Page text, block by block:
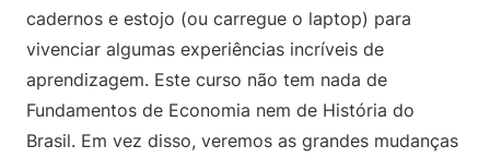
cadernos e estojo (ou carregue o laptop) para
vivenciar algumas experiências incríveis de
aprendizagem. Este curso não tem nada de
Fundamentos de Economia nem de História do
Brasil. Em vez disso, veremos as grandes mudanças